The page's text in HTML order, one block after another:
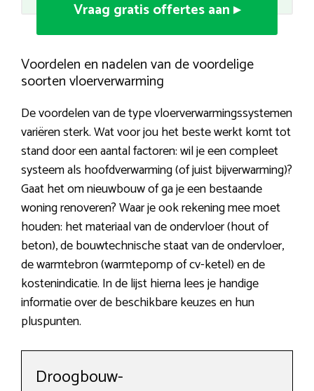
Vraag gratis offertes aan ▸
Voordelen en nadelen van de voordelige
soorten vloerverwarming
De voordelen van de type vloerverwarmingssystemen
variëren sterk. Wat voor jou het beste werkt komt tot
stand door een aantal factoren: wil je een compleet
systeem als hoofdverwarming (of juist bijverwarming)?
Gaat het om nieuwbouw of ga je een bestaande
woning renoveren? Waar je ook rekening mee moet
houden: het materiaal van de ondervloer (hout of
beton), de bouwtechnische staat van de ondervloer,
de warmtebron (warmtepomp of cv-ketel) en de
kostenindicatie. In de lijst hierna lees je handige
informatie over de beschikbare keuzes en hun
pluspunten.
Droogbouw-